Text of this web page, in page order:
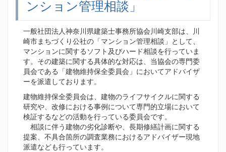
ンション管理相談」
一般社団法人神奈川県建築士事務所協会川崎支部は、川
崎市まちづくり公社の「マンション管理相談」として、
マンションに関するソフト及びハード相談を行っていま
す。その建築に関する具体的な対応は、当協会の専門委
員会である「建物維持保全委員会」においてアドバイザ
ーを派遣しております。
建物維持保全委員会は、建物のライフサイクルに関する
研究や、改修における事例について専門的立場において
検証するなどの活動を行っている委員会です。
相談に伴う建物の劣化診断や、長期修繕計画に関する
提案、不具合箇所の調査業務におけるアドバイザー現地
派遣なども行っています。